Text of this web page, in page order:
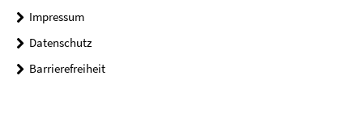
Impressum
Datenschutz
Barrierefreiheit